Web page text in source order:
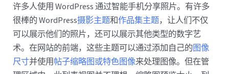
许多人使用 WordPress 通过智能手机分享照片。有许多
很棒的 WordPress摄影主题和作品集主题，让人们不仅
可以展示他们的照片，还可以展示其他类型的数字艺
术。在网站的前端，这些主题可以通过添加自己的图像
尺寸并使用帖子缩略图或特色图像来处理图像。但在管